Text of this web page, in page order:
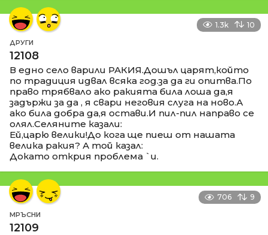
1.3k 10
ДРУГИ
12108
В едно село варили РАКИЯ.Дошъл царят,който
по традиция идвал всяка год.за да ги опитва.По
право трябвало ако ракията била лоша да,я
задържи за да , я свари неговия слуга на ново.А
ако била добра да,я остави.И пил-пил направо се
олял.Селяните казали:
Ей,царю велики!До кога ще пиеш от нашата
велика ракия? А той казал:
Докато открия проблема `и.
706 9
МРЪСНИ
12109